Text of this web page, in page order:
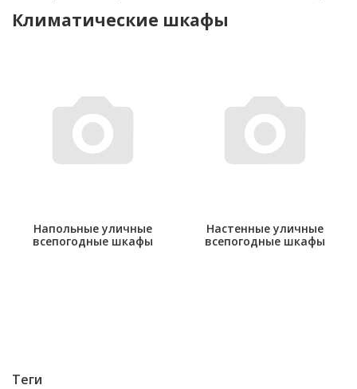
Климатические шкафы
Напольные уличные
всепогодные шкафы
Настенные уличные
всепогодные шкафы
Теги